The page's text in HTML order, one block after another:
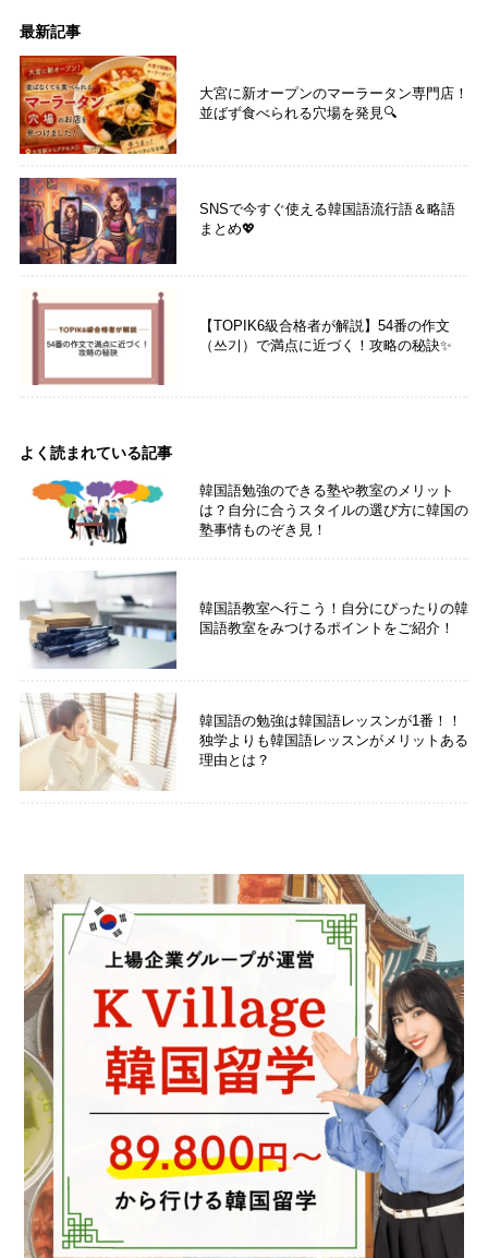
最新記事
大宮に新オープンのマーラータン専門店！
並ばず食べられる穴場を発見🔍
SNSで今すぐ使える韓国語流行語＆略語
まとめ💖
【TOPIK6級合格者が解説】54番の作文
（쓰기）で満点に近づく！攻略の秘訣✨
よく読まれている記事
韓国語勉強のできる塾や教室のメリット
は？自分に合うスタイルの選び方に韓国の
塾事情ものぞき見！
韓国語教室へ行こう！自分にぴったりの韓
国語教室をみつけるポイントをご紹介！
韓国語の勉強は韓国語レッスンが1番！！
独学よりも韓国語レッスンがメリットある
理由とは？